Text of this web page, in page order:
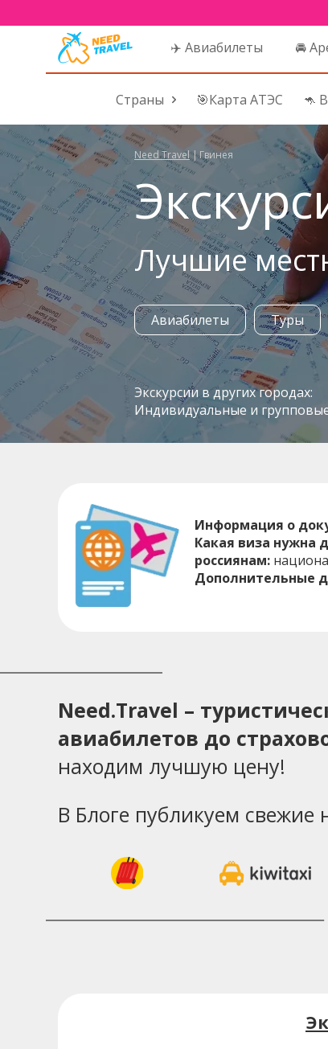
✈️ Авиабилеты 🚘
Страны 🎯Карта АТЭС 🦘
Need Travel |Гвинея
Лучшие
Авиабилеты Туры
Экскурсии в других городах:
Индивидуальные и
Информация о
Какая виза нужна
россиянам:
Дополнительные
Need.Travel –
авиабилетов до
находим лучшую цену!
В Блоге публикуем